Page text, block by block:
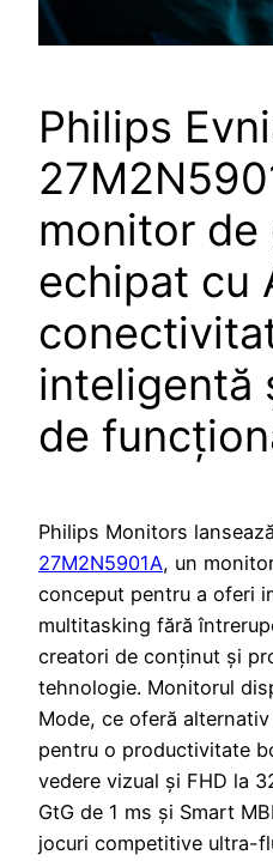
Philips
monitor de
echipat cu
inteligentă
de
Philips Monitors
27M2N5901A, un
conceput pentru a oferi
multitasking fără
creatori de conținut și
tehnologie. Monitorul
Mode, ce oferă
pentru o productivitate
vedere vizual și FHD la
GtG de 1 ms și Smart
jocuri competitive ultra-